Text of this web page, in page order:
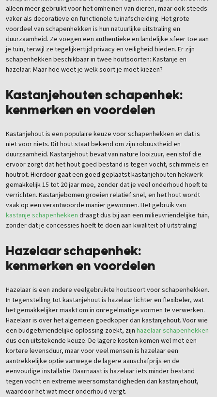
alleen meer gebruikt voor het omheinen van dieren, maar ook steeds
vaker als decoratieve en functionele tuinafscheiding. Het grote
voordeel van schapenhekken is hun natuurlijke uitstraling en
duurzaamheid. Ze voegen een authentieke en landelijke sfeer toe aan
je tuin, terwijl ze tegelijkertijd privacy en veiligheid bieden. Er zijn
schapenhekken beschikbaar in twee houtsoorten: Kastanje en
hazelaar. Maar hoe weet je welk soort je moet kiezen?
Kastanjehouten schapenhek:
kenmerken en voordelen
Kastanjehout is een populaire keuze voor schapenhekken en dat is
niet voor niets. Dit hout staat bekend om zijn robuustheid en
duurzaamheid. Kastanjehout bevat van nature looizuur, een stof die
ervoor zorgt dat het hout goed bestand is tegen vocht, schimmels en
houtrot. Hierdoor gaat een goed geplaatst kastanjehouten hekwerk
gemakkelijk 15 tot 20 jaar mee, zonder dat je veel onderhoud hoeft te
verrichten. Kastanjebomen groeien relatief snel, en het hout wordt
vaak op een verantwoorde manier gewonnen. Het gebruik van
kastanje schapenhekken draagt dus bij aan een milieuvriendelijke tuin,
zonder dat je concessies hoeft te doen aan kwaliteit of uitstraling!
Hazelaar schapenhek:
kenmerken en voordelen
Hazelaar is een andere veelgebruikte houtsoort voor schapenhekken.
In tegenstelling tot kastanjehout is hazelaar lichter en flexibeler, wat
het gemakkelijker maakt om in onregelmatige vormen te verwerken.
Hazelaar is over het algemeen goedkoper dan kastanjehout. Voor wie
een budgetvriendelijke oplossing zoekt, zijn hazelaar schapenhekken
dus een uitstekende keuze. De lagere kosten komen wel met een
kortere levensduur, maar voor veel mensen is hazelaar een
aantrekkelijke optie vanwege de lagere aanschafprijs en de
eenvoudige installatie. Daarnaast is hazelaar iets minder bestand
tegen vocht en extreme weersomstandigheden dan kastanjehout,
waardoor het wat meer onderhoud vergt.